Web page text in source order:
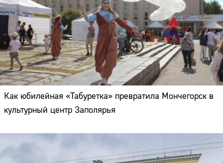
Как юбилейная «Табуретка» превратила Мончегорск в
культурный центр Заполярья